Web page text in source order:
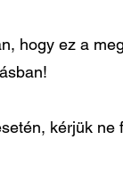
hogy ez a
kérjük ne